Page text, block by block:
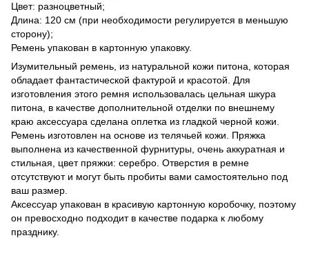
Цвет: разноцветный;
Длина: 120 см (при необходимости регулируется в меньшую
сторону);
Ремень упакован в картонную упаковку.
Изумительный ремень, из натуральной кожи питона, которая
обладает фантастической фактурой и красотой. Для
изготовления этого ремня использовалась цельная шкура
питона, в качестве дополнительной отделки по внешнему
краю аксессуара сделана оплетка из гладкой черной кожи.
Ремень изготовлен на основе из телячьей кожи. Пряжка
выполнена из качественной фурнитуры, очень аккуратная и
стильная, цвет пряжки: серебро. Отверстия в ремне
отсутствуют и могут быть пробиты вами самостоятельно под
ваш размер.
Аксессуар упакован в красивую картонную коробочку, поэтому
он превосходно подходит в качестве подарка к любому
празднику.